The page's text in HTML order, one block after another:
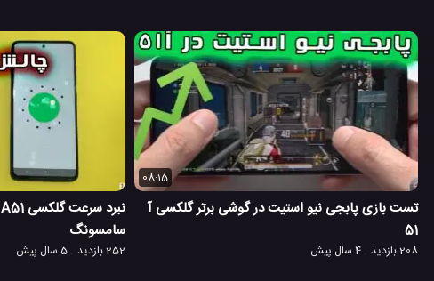
08:15
تست بازی پابجی نیو استیت در گوشی برتر گلکسی آ
51
208 بازدید 4 سال پیش
سامسونگ
252 بازدید 5 سال پیش